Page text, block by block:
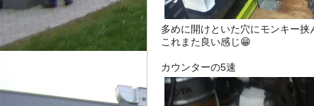
多めに開けといた穴にモンキー
これまた良い感じ😁
カウンターの5速